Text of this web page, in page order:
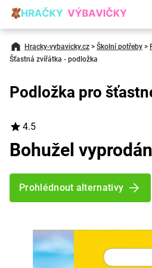
Hracky-vybavicky.cz > Školní potřeby >
Šťastná zvířátka - podložka
Podložka pro
4.5
Bohužel
Prohlédnout alternativy